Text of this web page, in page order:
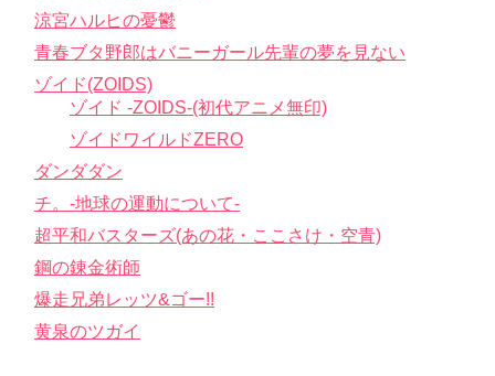
涼宮ハルヒの憂鬱
青春ブタ野郎はバニーガール先輩の夢を見ない
ゾイド(ZOIDS)
ゾイド -ZOIDS-(初代アニメ無印)
ゾイドワイルドZERO
ダンダダン
チ。-地球の運動について-
超平和バスターズ(あの花・ここさけ・空青)
鋼の錬金術師
爆走兄弟レッツ&ゴー!!
黄泉のツガイ